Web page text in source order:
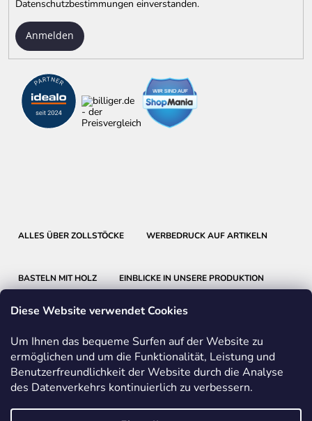
Diese Website verwendet Cookies
Um Ihnen das bequeme Surfen auf der Website zu
ermöglichen und um die Funktionalität, Leistung und
Benutzerfreundlichkeit der Website durch die Analyse
des Datenverkehrs kontinuierlich zu verbessern.
Datenschutzbestimmungen einverstanden.
Anmelden
ALLES ÜBER ZOLLSTÖCKE WERBEDRUCK AUF ARTIKELN
BASTELN MIT HOLZ EINBLICKE IN UNSERE PRODUKTION
METRIE BMI
FABER-CASTELL
FRIEDRICH RICHTER MESSWERKZEUGE